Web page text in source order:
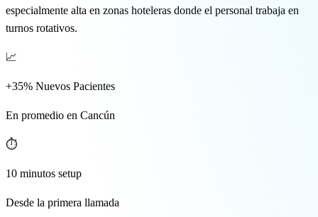
especialmente alta en zonas hoteleras donde el personal trabaja en
turnos rotativos.
📈
+35% Nuevos Pacientes
En promedio en Cancún
⏱️
10 minutos setup
Desde la primera llamada